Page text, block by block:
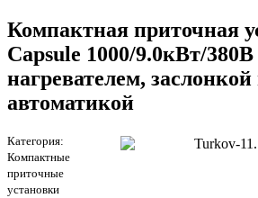
Компактная приточная
Capsule 1000/9.0кВт/380В
нагревателем, заслонкой
автоматикой
Категория:
Компактные
приточные
установки